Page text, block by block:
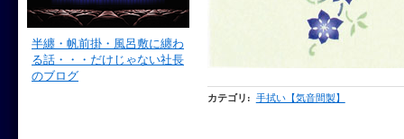
カテゴリ : 手拭い【気音間製】
半纏・帆前掛・風呂敷に纏わ
る話・・・だけじゃない社長
のブログ